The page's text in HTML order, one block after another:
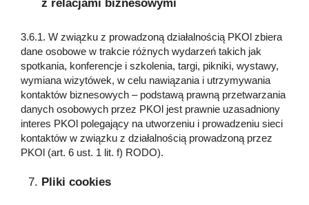
z relacjami biznesowymi
3.6.1. W związku z prowadzoną działalnością PKOl zbiera
dane osobowe w trakcie różnych wydarzeń takich jak
spotkania, konferencje i szkolenia, targi, pikniki, wystawy,
wymiana wizytówek, w celu nawiązania i utrzymywania
kontaktów biznesowych – podstawą prawną przetwarzania
danych osobowych przez PKOl jest prawnie uzasadniony
interes PKOl polegający na utworzeniu i prowadzeniu sieci
kontaktów w związku z działalnością prowadzoną przez
PKOl (art. 6 ust. 1 lit. f) RODO).
Pliki cookies